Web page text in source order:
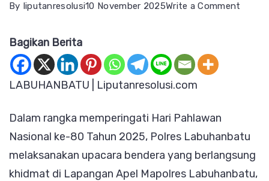
By liputanresolusi10 November 2025Write a Comment
ke-
Bagikan Berita
LABUHANBATU | Liputanresolusi.com
Dalam rangka memperingati Hari Pahlawan
Nasional ke-80 Tahun 2025, Polres Labuhanbatu
melaksanakan upacara bendera yang berlangsung
khidmat di Lapangan Apel Mapolres Labuhanbatu,